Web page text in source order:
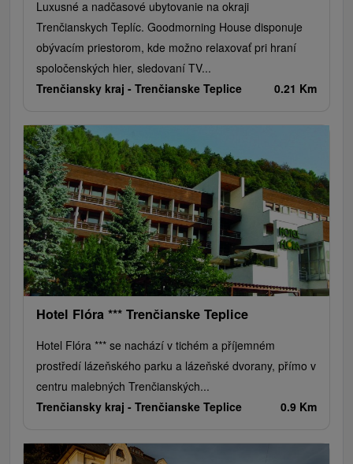
Luxusné a nadčasové ubytovanie na okraji
Trenčianskych Teplíc. Goodmorning House disponuje
obývacím priestorom, kde možno relaxovať pri hraní
spoločenských hier, sledovaní TV...
Trenčiansky kraj - Trenčianske Teplice 0.21 Km
Hotel Flóra *** Trenčianske Teplice
Hotel Flóra *** se nachází v tichém a příjemném
prostředí lázeňského parku a lázeňské dvorany, přímo v
centru malebných Trenčianských...
Trenčiansky kraj - Trenčianske Teplice 0.9 Km